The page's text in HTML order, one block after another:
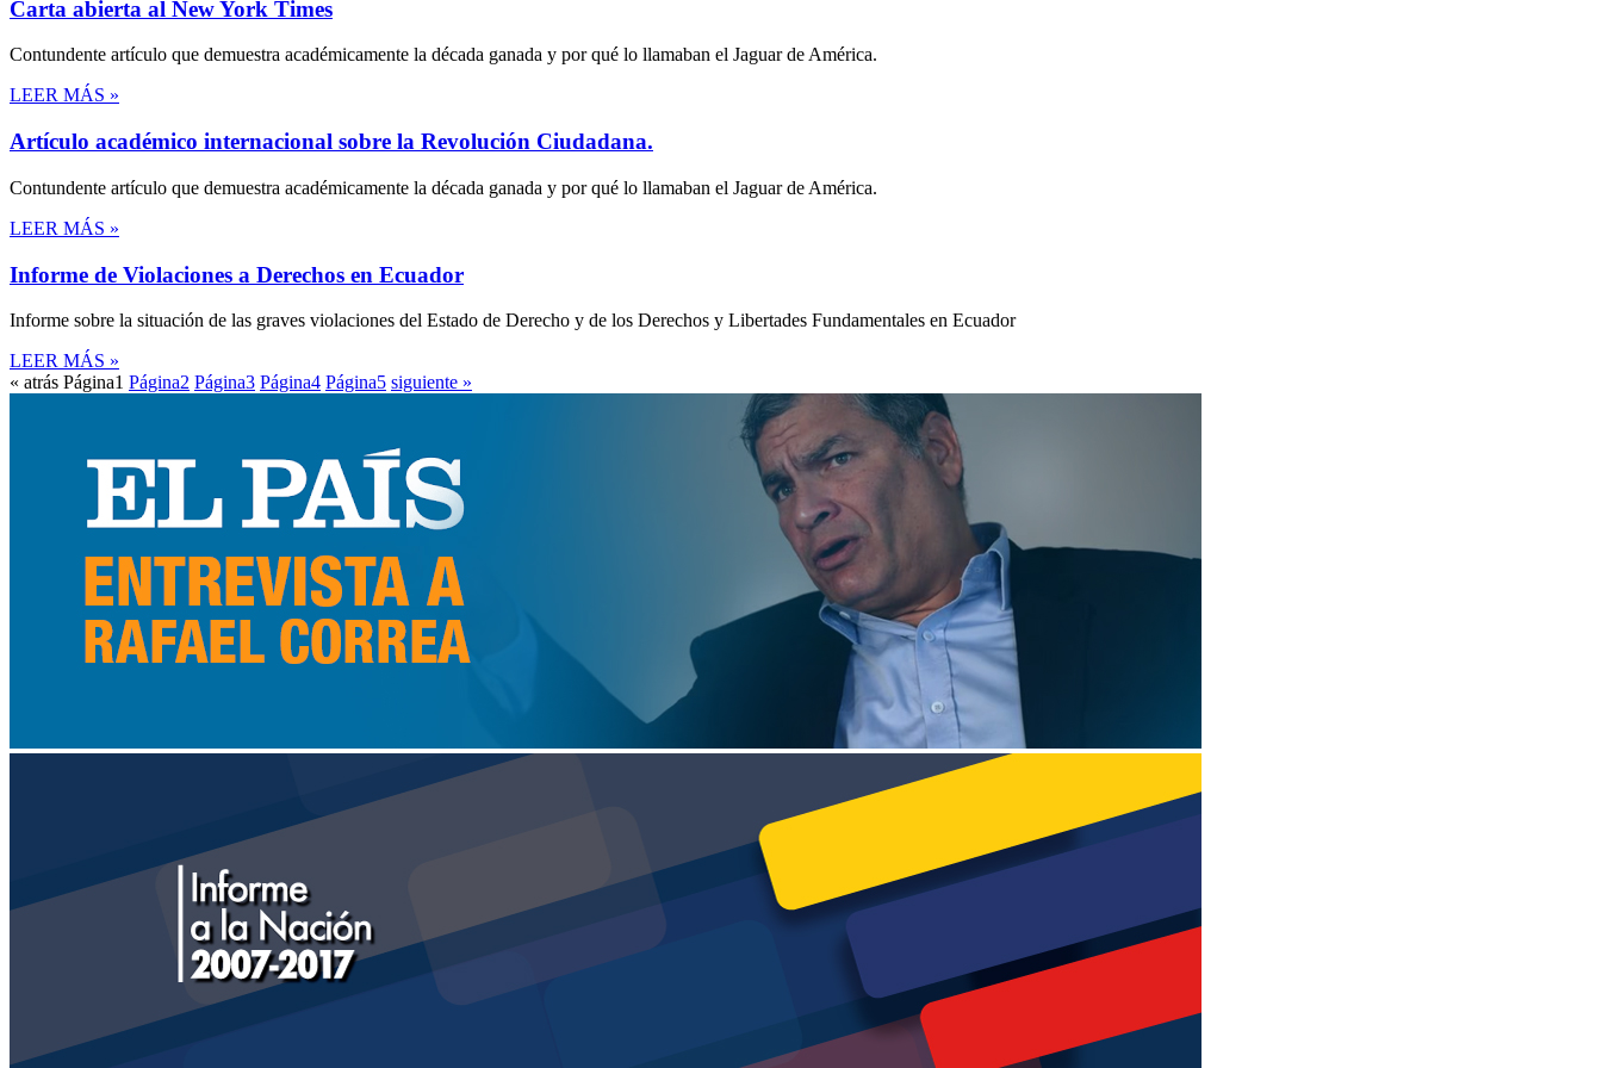
Carta abierta al New York Times
Contundente artículo que demuestra académicamente la década ganada y por qué lo llamaban el Jaguar de América.
LEER MÁS »
Artículo académico internacional sobre la Revolución Ciudadana.
Contundente artículo que demuestra académicamente la década ganada y por qué lo llamaban el Jaguar de América.
LEER MÁS »
Informe de Violaciones a Derechos en Ecuador
Informe sobre la situación de las graves violaciones del Estado de Derecho y de los Derechos y Libertades Fundamentales en Ecuador
LEER MÁS »
« atrás Página1 Página2 Página3 Página4 Página5 siguiente »